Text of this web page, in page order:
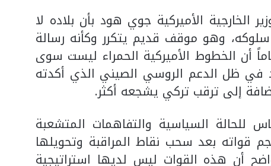
الأميركية جوي هود بأن بلاده لا
وهو موقف قديم يتكرر وكأنه رسالة
أن الخطوط الأميركية الحمراء ليست سوى
في ظل الدعم الروسي الصيني الذي أكدته
إلى ترقب تركي يشجعه أكثر.
للحالة السياسية والتفاهمات المتشعبة
قواته بعد سحب نقاط المراقبة وتحويلها
أن هذه القوات ليس لديها استراتيجية